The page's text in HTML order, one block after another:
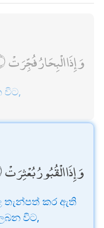
وَإِذَا الْبِحَارُ فُجِّرَتْ
විට,
وَإِذَا الْقُبُورُ بُعْثِرَتْ
තැන්පත් කර ඇති
විට,